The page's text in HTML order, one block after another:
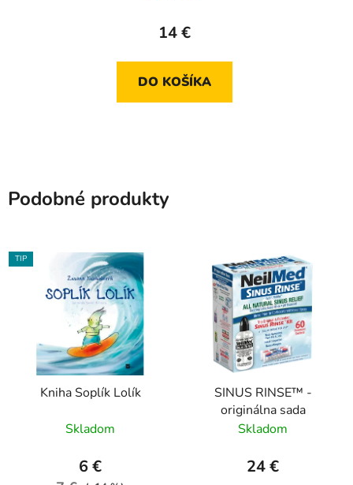
14 €
DO KOŠÍKA
Podobné produkty
TIP
Kniha Soplík Lolík
Skladom
6 €
SINUS RINSE™ -
originálna sada
Skladom
24 €